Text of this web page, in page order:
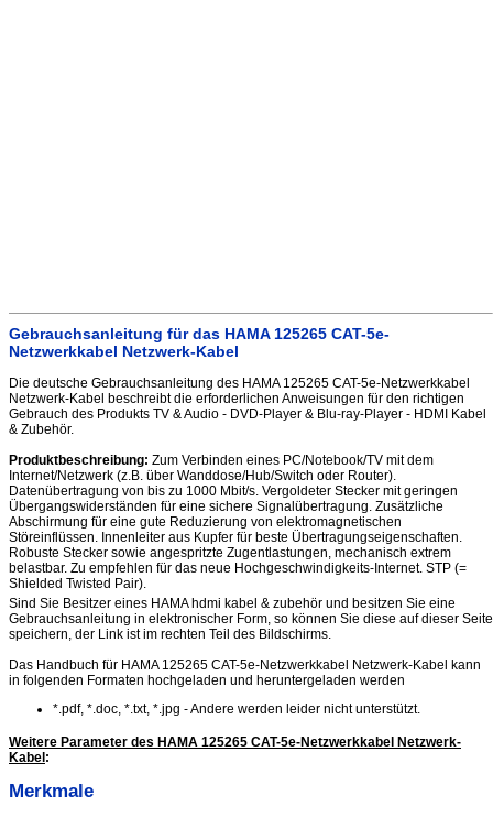
Gebrauchsanleitung für das HAMA 125265 CAT-5e-
Netzwerkkabel Netzwerk-Kabel
Die deutsche Gebrauchsanleitung des HAMA 125265 CAT-5e-Netzwerkkabel
Netzwerk-Kabel beschreibt die erforderlichen Anweisungen für den richtigen
Gebrauch des Produkts TV & Audio - DVD-Player & Blu-ray-Player - HDMI Kabel
& Zubehör.
Produktbeschreibung: Zum Verbinden eines PC/Notebook/TV mit dem
Internet/Netzwerk (z.B. über Wanddose/Hub/Switch oder Router).
Datenübertragung von bis zu 1000 Mbit/s. Vergoldeter Stecker mit geringen
Übergangswiderständen für eine sichere Signalübertragung. Zusätzliche
Abschirmung für eine gute Reduzierung von elektromagnetischen
Störeinflüssen. Innenleiter aus Kupfer für beste Übertragungseigenschaften.
Robuste Stecker sowie angespritzte Zugentlastungen, mechanisch extrem
belastbar. Zu empfehlen für das neue Hochgeschwindigkeits-Internet. STP (=
Shielded Twisted Pair).
Sind Sie Besitzer eines HAMA hdmi kabel & zubehör und besitzen Sie eine
Gebrauchsanleitung in elektronischer Form, so können Sie diese auf dieser Seite
speichern, der Link ist im rechten Teil des Bildschirms.
Das Handbuch für HAMA 125265 CAT-5e-Netzwerkkabel Netzwerk-Kabel kann
in folgenden Formaten hochgeladen und heruntergeladen werden
*.pdf, *.doc, *.txt, *.jpg - Andere werden leider nicht unterstützt.
Weitere Parameter des HAMA 125265 CAT-5e-Netzwerkkabel Netzwerk-
Kabel :
Merkmale